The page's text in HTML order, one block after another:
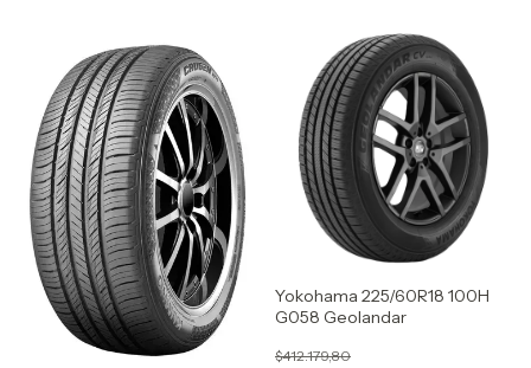
Yokohama 225/60R18 100H
G058 Geolandar
$412.179,80